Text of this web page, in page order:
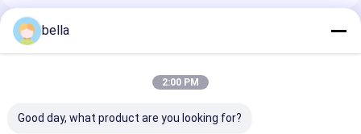
প্রস্তাবিত পণ্য
bella
2:00 PM
Good day, what product are you looking for?